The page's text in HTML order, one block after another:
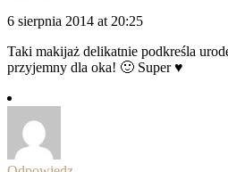
6 sierpnia 2014 at 20:25
Taki makijaż delikatnie podkreśla
przyjemny dla oka! 🙂 Super ♥